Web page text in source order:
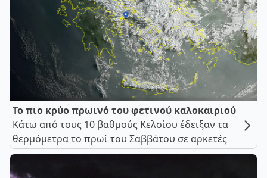
Το πιο κρύο πρωινό του φετινού καλοκαιριού
Κάτω από τους 10 βαθμούς Κελσίου έδειξαν τα
θερμόμετρα το πρωί του Σαββάτου σε αρκετές